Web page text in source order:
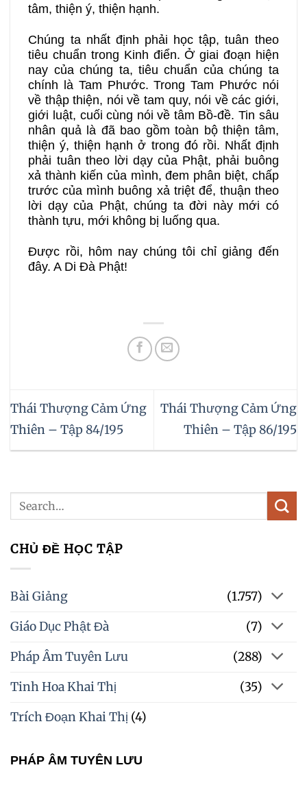
tâm, thiện ý, thiện hạnh.
Chúng ta nhất định phải học tập, tuân theo
tiêu chuẩn trong Kinh điển. Ở giai đoạn hiện
nay của chúng ta, tiêu chuẩn của chúng ta
chính là Tam Phước. Trong Tam Phước nói
về thập thiện, nói về tam quy, nói về các giới,
giới luật, cuối cùng nói về tâm Bồ-đề. Tin sâu
nhân quả là đã bao gồm toàn bộ thiện tâm,
thiện ý, thiện hạnh ở trong đó rồi. Nhất định
phải tuân theo lời dạy của Phật, phải buông
xả thành kiến của mình, đem phân biệt, chấp
trước của mình buông xả triệt để, thuận theo
lời dạy của Phật, chúng ta đời này mới có
thành tựu, mới không bị luống qua.
Được rồi, hôm nay chúng tôi chỉ giảng đến
đây. A Di Đà Phật!
Thái Thượng Cảm Ứng
Thiên – Tập 84/195
Thái Thượng Cảm Ứng
Thiên – Tập 86/195
CHỦ ĐỀ HỌC TẬP
Bài Giảng
(1.757)
Giáo Dục Phật Đà
(7)
Pháp Âm Tuyên Lưu
(288)
Tinh Hoa Khai Thị
(35)
Trích Đoạn Khai Thị (4)
PHÁP ÂM TUYÊN LƯU